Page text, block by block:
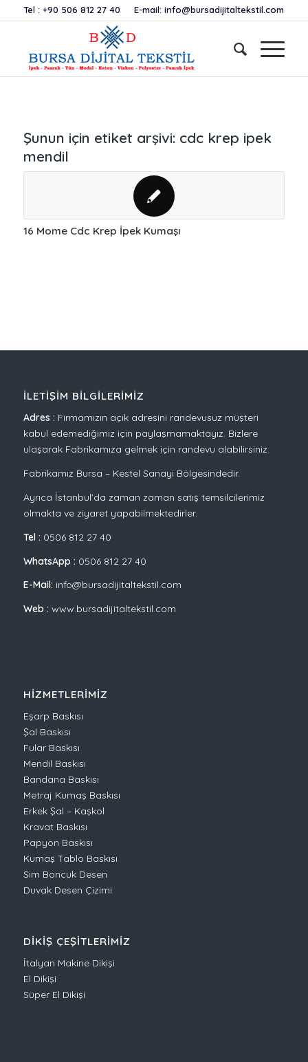
Tel :+90 506 812 27 40 E-mail:info@bursadijitaltekstil.com
Şunun için etiket arşivi: cdc krep ipek
mendil
16 Mome Cdc Krep İpek Kumaşı
İLETIŞIM BILGILERIMIZ
Adres : Firmamızın açık adresini randevusuz müşteri
kabul edemediğimiz için paylaşmamaktayız. Bizlere
ulaşarak Fabrikamıza gelmek için randevu alabilirsiniz.
Fabrikamız Bursa – Kestel Sanayi Bölgesindedir.
Ayrıca İstanbul’da zaman zaman satış temsilcilerimiz
olmakta ve ziyaret yapabilmektedirler.
Tel : 0506 812 27 40
WhatsApp : 0506 812 27 40
E-Mail: info@bursadijitaltekstil.com
Web : www.bursadijitaltekstil.com
HIZMETLERIMIZ
Eşarp Baskısı
Şal Baskısı
Fular Baskısı
Mendil Baskısı
Bandana Baskısı
Metraj Kumaş Baskısı
Erkek Şal – Kaşkol
Kravat Baskısı
Papyon Baskısı
Kumaş Tablo Baskısı
Sim Boncuk Desen
Duvak Desen Çizimi
DIKIŞ ÇEŞITLERIMIZ
İtalyan Makine Dikişi
El Dikişi
Süper El Dikişi